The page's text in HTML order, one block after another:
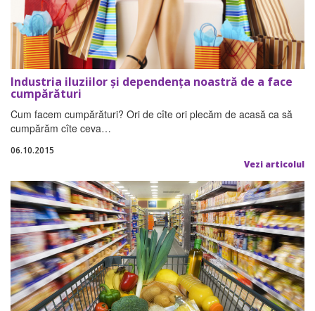
Industria iluziilor şi dependenţa noastră de a face
cumpărături
Cum facem cumpărături? Ori de cîte ori plecăm de acasă ca să
cumpărăm cîte ceva…
06.10.2015
Vezi articolul